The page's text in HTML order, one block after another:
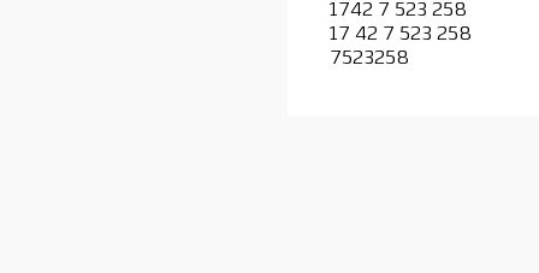
1742 7 523 258
17 42 7 523 258
7523258